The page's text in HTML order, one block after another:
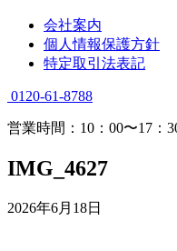
会社案内
個人情報保護方針
特定取引法表記
0120-61-8788
営業時間：10：00〜17：
IMG_4627
2026年6月18日